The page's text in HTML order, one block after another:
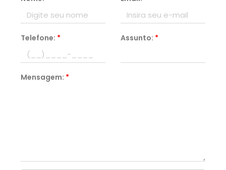
Telefone: * Assunto: *
Mensagem: *